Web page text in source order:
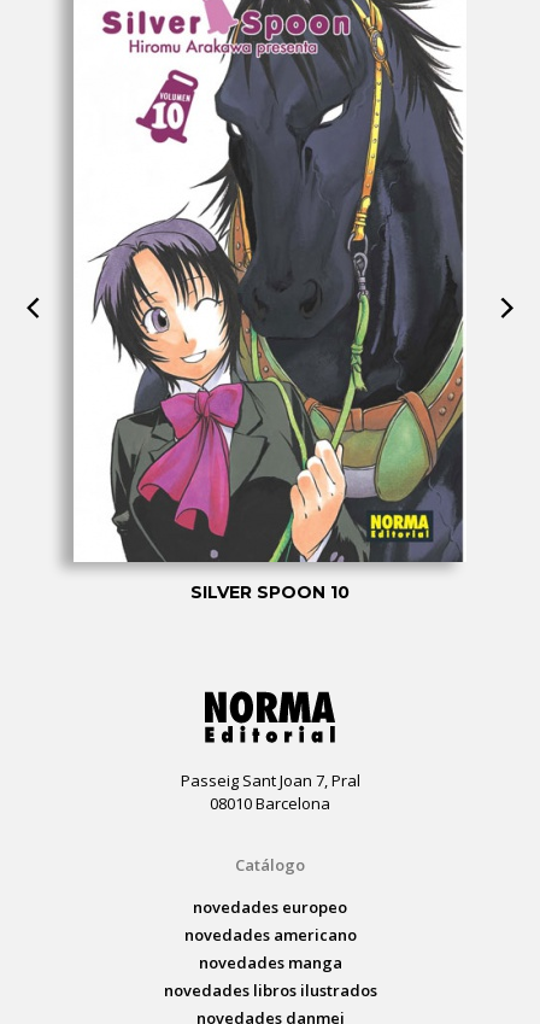
SILVER SPOON 10
Passeig Sant Joan 7, Pral
08010 Barcelona
Catálogo
novedades europeo
novedades americano
novedades manga
novedades libros ilustrados
novedades danmei